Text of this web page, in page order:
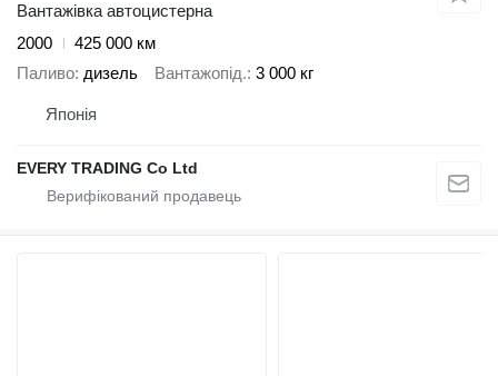
Вантажівка автоцистерна
2000
425 000 км
Паливо дизель Вантажопід. 3 000 кг
Японія
EVERY TRADING Co Ltd